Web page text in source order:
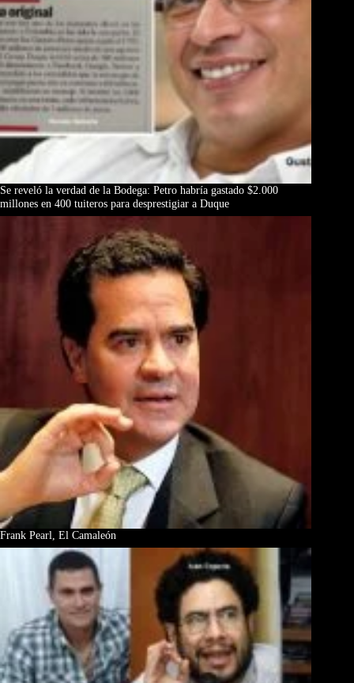
Se reveló la verdad de la Bodega: Petro habría gastado $2.000
millones en 400 tuiteros para desprestigiar a Duque
Frank Pearl, El Camaleón